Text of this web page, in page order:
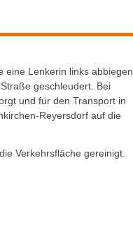
Lenkerin links abbiegen,
geschleudert. Bei
und für den Transport in
Reyersdorf auf die
Verkehrsfläche gereinigt.